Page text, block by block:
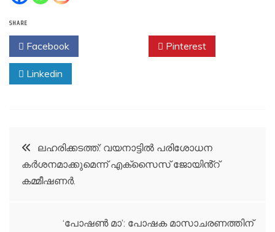
SHARE
Facebook Pinterest
Linkedin
Post
navigation
ലഹരിക്കടത്ത്: വയനാട്ടിൽ പരിശോധന
കർശനമാക്കുമെന്ന് എക്സൈസ് ജോയിൻ്റ്
കമ്മീഷണർ.
‘പോഷണ്‍ മാ’: പോഷക മാസാചരണത്തിന്